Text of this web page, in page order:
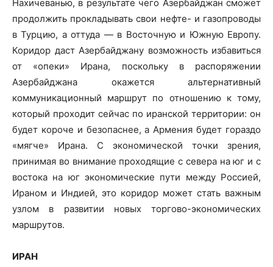
Нахичеванью, в результате чего Азербайджан сможет
продолжить прокладывать свои нефте- и газопроводы
в Турцию, а оттуда — в Восточную и Южную Европу.
Коридор даст Азербайджану возможность избавиться
от «опеки» Ирана, поскольку в распоряжении
Азербайджана окажется альтернативный
коммуникационный маршрут по отношению к тому,
который проходит сейчас по иранской территории: он
будет короче и безопаснее, а Армения будет гораздо
«мягче» Ирана. С экономической точки зрения,
принимая во внимание проходящие с севера на юг и с
востока на юг экономические пути между Россией,
Ираном и Индией, это коридор может стать важным
узлом в развитии новых торгово-экономических
маршрутов.
ИРАН